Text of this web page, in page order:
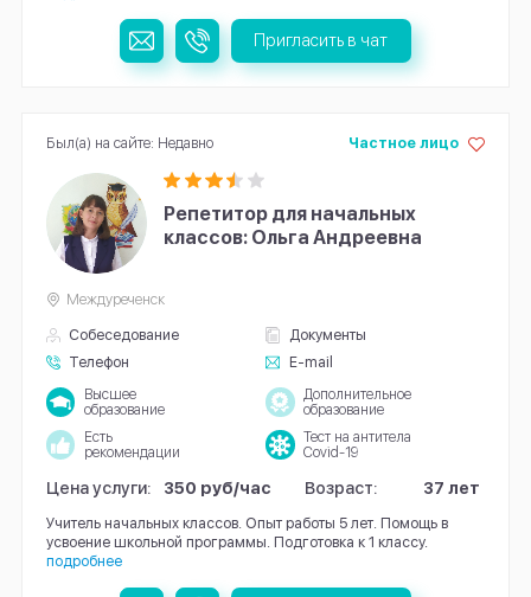
Пригласить в чат
Репетитор для начальных
классов: Ольга Андреевна
Собеседование
Документы
Телефон
E-mail
Частное лицо
Междуреченск
Высшее
образование
Дополнительное
образование
Есть
рекомендации
Тест на антитела
Covid-19
Цена услуги: 350 руб/час Возраст: 37 лет
Учитель начальных классов. Опыт работы 5 лет. Помощь в
усвоение школьной программы. Подготовка к 1 классу.
подробнее
Был(а) на сайте: Недавно